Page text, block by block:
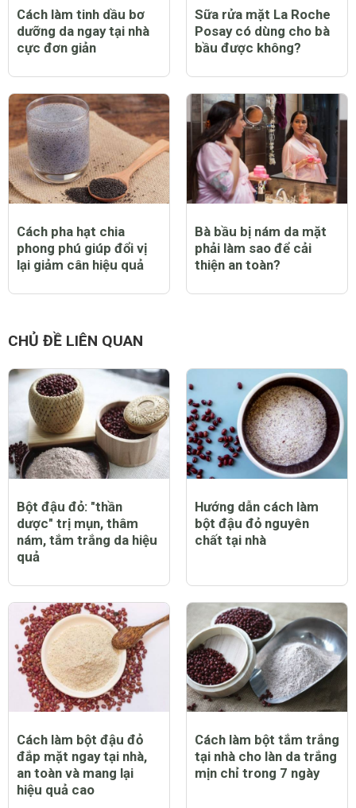
Cách làm tinh dầu bơ
dưỡng da ngay tại nhà
cực đơn giản
Sữa rửa mặt La Roche
Posay có dùng cho bà
bầu được không?
Cách pha hạt chia
phong phú giúp đổi vị
lại giảm cân hiệu quả
Bà bầu bị nám da mặt
phải làm sao để cải
thiện an toàn?
CHỦ ĐỀ LIÊN QUAN
Bột đậu đỏ: "thần
dược" trị mụn, thâm
nám, tắm trắng da hiệu
quả
Hướng dẫn cách làm
bột đậu đỏ nguyên
chất tại nhà
Cách làm bột đậu đỏ
đắp mặt ngay tại nhà,
an toàn và mang lại
hiệu quả cao
Cách làm bột tắm trắng
tại nhà cho làn da trắng
mịn chỉ trong 7 ngày